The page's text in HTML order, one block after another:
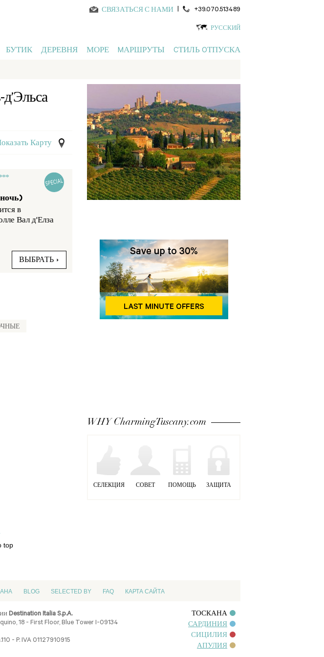
СВЯЗАТЬСЯ С НАМИ | +39.070.513489
РУССКИЙ
БУТИК ДЕРЕВНЯ МОРЕ MАРШРУТЫ CТИЛЬ OТПУСКА
Карту
в
Вал д'Елза
ВЫБРАТЬ
WHY CharmingTuscany.com
СЕЛЕКЦИЯ СОВЕТ ПОМОЩЬ ЗАЩИТА
top
BLOG SELECTED BY FAQ КАРТА САЙТА
Destination Italia S.p.A.
18 - First Floor, Blue Tower I-09134
- P. IVA 01127910915
ТОСКАНА
САРДИНИЯ
СИЦИЛИЯ
АПУЛИЯ